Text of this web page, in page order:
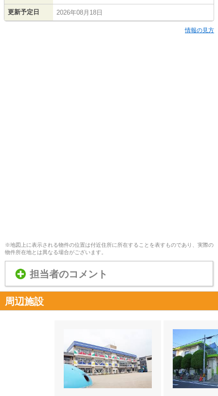
更新予定日 2026年08月18日
情報の見方
※地図上に表示される物件の位置は付近住所に所在することを表すものであり、実際の
物件所在地とは異なる場合がございます。
担当者のコメント
周辺施設